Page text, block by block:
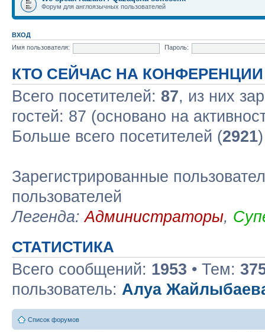
Форум для англоязычных пользователей
ВХОД
Имя пользователя:
Пароль:
КТО СЕЙЧАС НА КОНФЕРЕНЦИИ
Всего посетителей: 87, из них
гостей: 87 (основано на
Больше всего посетителей (2921
Зарегистрированные
пользователей
Легенда:Администраторы,
СТАТИСТИКА
Всего сообщений: 1953 • Тем:
пользователь: Алуа
Список форумов